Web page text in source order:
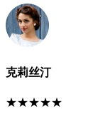
克莉丝汀
★★★★★